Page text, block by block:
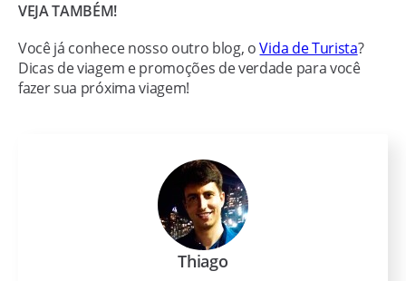
VEJA TAMBÉM!
Você já conhece nosso outro blog, oVida de Turista?
Dicas de viagem e promoções de verdade para você
fazer sua próxima viagem!
Thiago